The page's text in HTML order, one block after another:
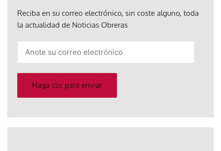
Reciba en su correo electrónico, sin coste alguno, toda
la actualidad de Noticias Obreras
electrónico
Haga clic para enviar